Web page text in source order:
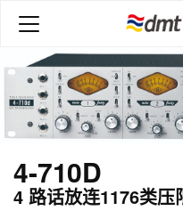
4-710D
4 路话放连1176类压